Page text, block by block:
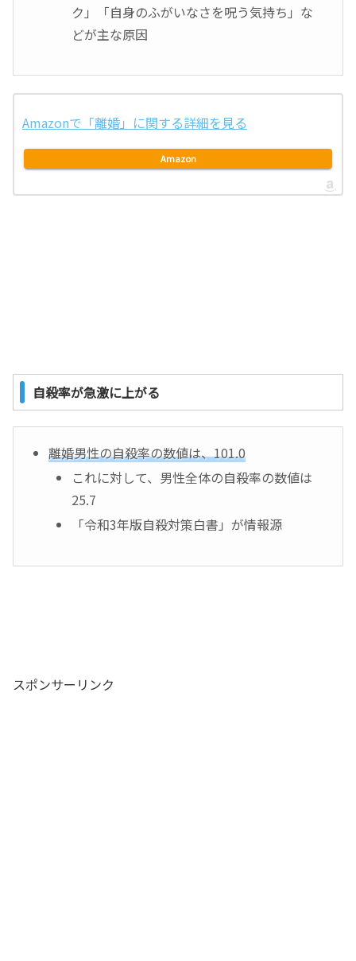
ク」「自身のふがいなさを呪う気持ち」な
どが主な原因
Amazonで「離婚」に関する詳細を見る
Amazon
自殺率が急激に上がる
離婚男性の自殺率の数値は、101.0
これに対して、男性全体の自殺率の数値は
25.7
「令和3年版自殺対策白書」が情報源
スポンサーリンク